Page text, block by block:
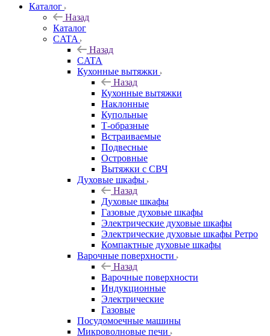
Каталог
Назад
Каталог
CATA
Назад
CATA
Кухонные вытяжки
Назад
Кухонные вытяжки
Наклонные
Купольные
Т-образные
Встраиваемые
Подвесные
Островные
Вытяжки с СВЧ
Духовые шкафы
Назад
Духовые шкафы
Газовые духовые шкафы
Электрические духовые шкафы
Электрические духовые шкафы Ретро
Компактные духовые шкафы
Варочные поверхности
Назад
Варочные поверхности
Индукционные
Электрические
Газовые
Посудомоечные машины
Микроволновые печи